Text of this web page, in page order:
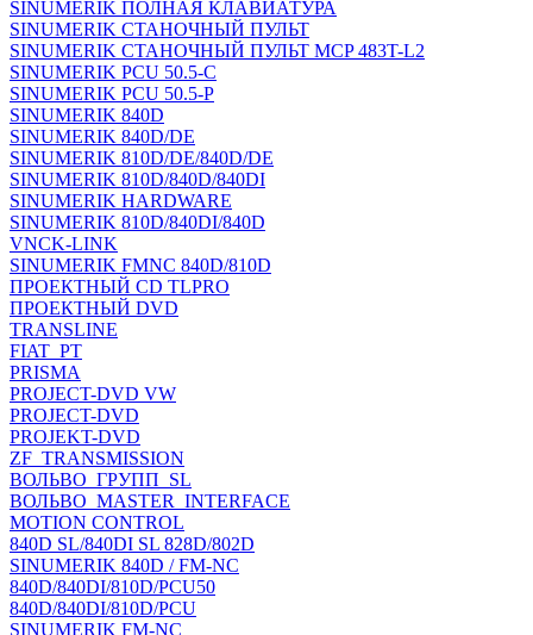
SINUMERIK ПОЛНАЯ КЛАВИАТУРА
SINUMERIK СТАНОЧНЫЙ ПУЛЬТ
SINUMERIK СТАНОЧНЫЙ ПУЛЬТ MCP 483T-L2
SINUMERIK PCU 50.5-C
SINUMERIK PCU 50.5-P
SINUMERIK 840D
SINUMERIK 840D/DE
SINUMERIK 810D/DE/840D/DE
SINUMERIK 810D/840D/840DI
SINUMERIK HARDWARE
SINUMERIK 810D/840DI/840D
VNCK-LINK
SINUMERIK FMNC 840D/810D
ПРОЕКТНЫЙ CD TLPRO
ПРОЕКТНЫЙ DVD
TRANSLINE
FIAT_PT
PRISMA
PROJECT-DVD VW
PROJECT-DVD
PROJEKT-DVD
ZF_TRANSMISSION
ВОЛЬВО_ГРУПП_SL
ВОЛЬВО_MASTER_INTERFACE
MOTION CONTROL
840D SL/840DI SL 828D/802D
SINUMERIK 840D / FM-NC
840D/840DI/810D/PCU50
840D/840DI/810D/PCU
SINUMERIK FM-NC